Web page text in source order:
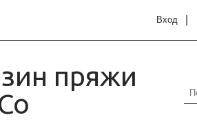
Вход
пряжи